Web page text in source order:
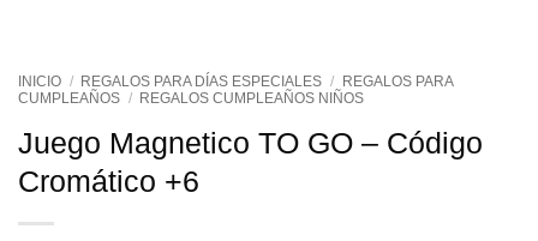
INICIO / REGALOS PARA DÍAS ESPECIALES / REGALOS PARA
CUMPLEAÑOS / REGALOS CUMPLEAÑOS NIÑOS
Juego Magnetico TO GO – Código
Cromático +6